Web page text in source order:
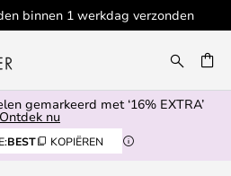
binnen 1 werkdag verzonden
gemarkeerd met ‘16% EXTRA’
Ontdek nu
BEST KOPIËREN